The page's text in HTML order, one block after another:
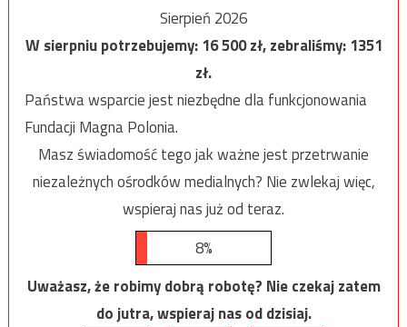
Sierpień 2026
W sierpniu potrzebujemy:16 500zł, zebraliśmy:1351
zł.
Państwa wsparcie jest niezbędne dla funkcjonowania
Fundacji Magna Polonia.
Masz świadomość tego jak ważne jest przetrwanie
niezależnych ośrodków medialnych? Nie zwlekaj więc,
wspieraj nas już od teraz.
8%
Uważasz, że robimy dobrą robotę? Nie czekaj zatem
do jutra, wspieraj nas od dzisiaj.